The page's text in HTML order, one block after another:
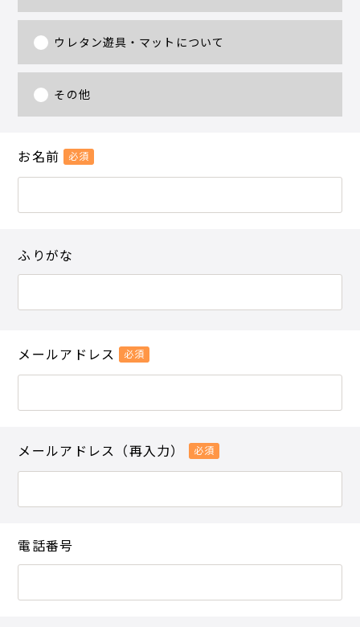
ウレタン遊具・マットについて
その他
お名前 必須
ふりがな
メールアドレス 必須
メールアドレス（再入力） 必須
電話番号